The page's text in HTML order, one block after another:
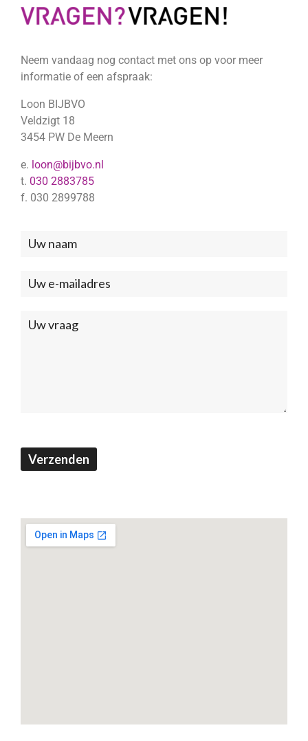
Neem vandaag nog contact met ons op voor meer
informatie of een afspraak:
Loon BIJBVO
Veldzigt 18
3454 PW De Meern
e. loon@bijbvo.nl
t. 030 2883785
f. 030 2899788
Neem
met
ons
Verzenden